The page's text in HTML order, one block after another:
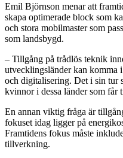
Emil Björnson menar att
skapa optimerade block som
och stora mobilmaster som
som landsbygd.
– Tillgång på trådlös teknik
utvecklingsländer kan komma
och digitalisering. Det i sin tur
kvinnor i dessa länder som får
En annan viktig fråga är
fokuset idag ligger på
Framtidens fokus måste
tillverkning.